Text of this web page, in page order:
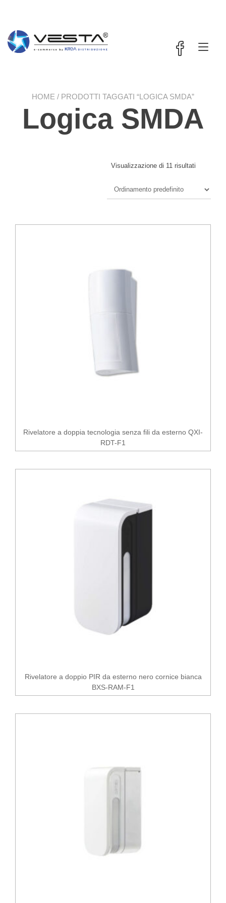
HOME / PRODOTTI TAGGATI “LOGICA SMDA”
Logica SMDA
Visualizzazione di 11 risultati
Rivelatore a doppia tecnologia senza fili da esterno QXI-
RDT-F1
Rivelatore a doppio PIR da esterno nero cornice bianca
BXS-RAM-F1